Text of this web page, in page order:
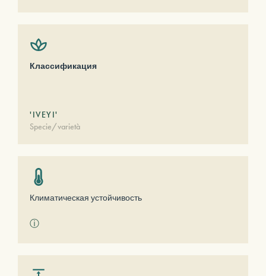
Классификация
'IVEYI'
Specie/varietà
Климатическая устойчивость
ⓘ